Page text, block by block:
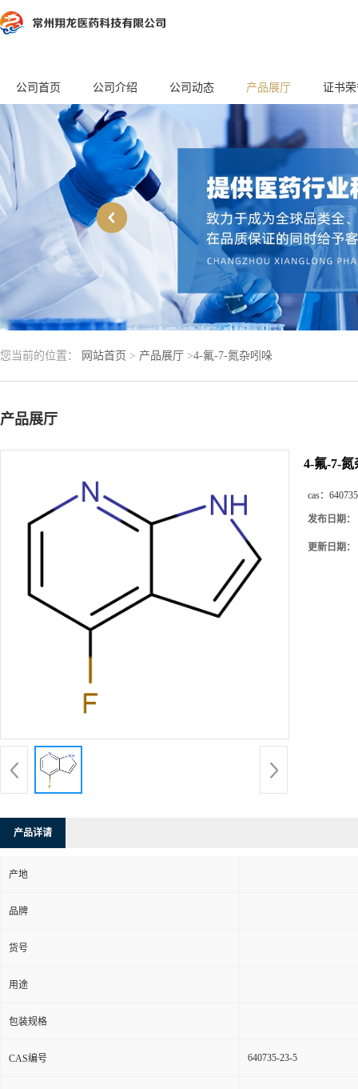
公司首页 公司介绍 公司动态 产品展厅 证书
您当前的位置： 网站首页 > 产品展厅 >4-氟-7-氮杂吲哚
产品展厅
4-氟-7-氮
cas：
发布日期：
更新日期：
产品详请
产地
品牌
货号
用途
包装规格
CAS编号 640735-23-5